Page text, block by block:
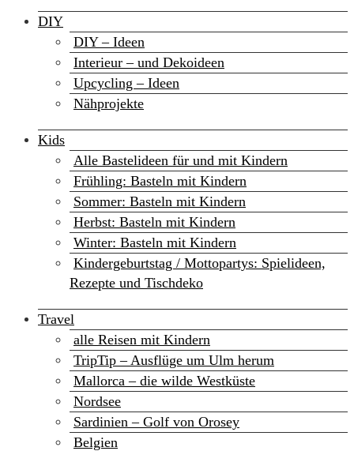
DIY
DIY – Ideen
Interieur – und Dekoideen
Upcycling – Ideen
Nähprojekte
Kids
Alle Bastelideen für und mit Kindern
Frühling: Basteln mit Kindern
Sommer: Basteln mit Kindern
Herbst: Basteln mit Kindern
Winter: Basteln mit Kindern
Kindergeburtstag / Mottopartys: Spielideen,
Rezepte und Tischdeko
Travel
alle Reisen mit Kindern
TripTip – Ausflüge um Ulm herum
Mallorca – die wilde Westküste
Nordsee
Sardinien – Golf von Orosey
Belgien